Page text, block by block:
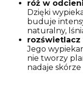
róż w
Dzięki
buduje
naturalny,
rozświetlacz
Jego
nie tworzy
nadaje